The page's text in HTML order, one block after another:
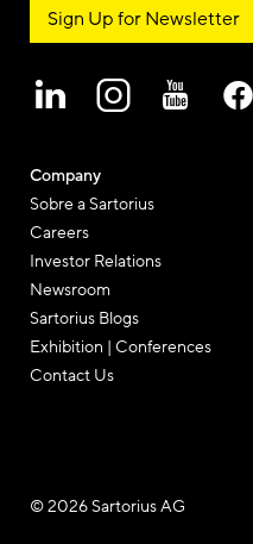
Company
Sobre a Sartorius
Careers
Investor Relations
Newsroom
Sartorius Blogs
Exhibition | Conferences
Contact Us
Sign Up for Newsletter
© 2026 Sartorius AG